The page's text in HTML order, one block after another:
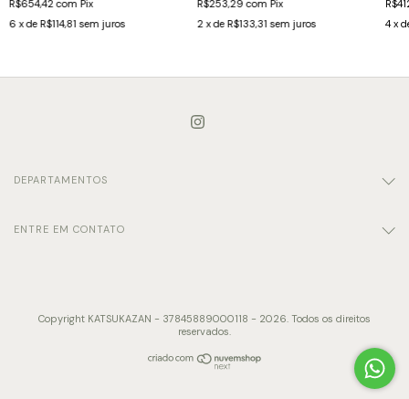
R$654,42com Pix
6 x de R$114,81 sem juros
R$253,29com Pix
2 x de R$133,31 sem juros
4 x
DEPARTAMENTOS
ENTRE EM CONTATO
Copyright KATSUKAZAN - 37845889000118 - 2026. Todos os direitos
reservados.